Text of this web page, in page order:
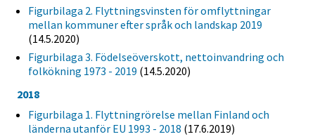
Figurbilaga 2. Flyttningsvinsten för omflyttningar
mellan kommuner efter språk och landskap 2019
(14.5.2020)
Figurbilaga 3. Födelseöverskott, nettoinvandring och
folkökning 1973 - 2019 (14.5.2020)
2018
Figurbilaga 1. Flyttningrörelse mellan Finland och
länderna utanför EU 1993 - 2018 (17.6.2019)